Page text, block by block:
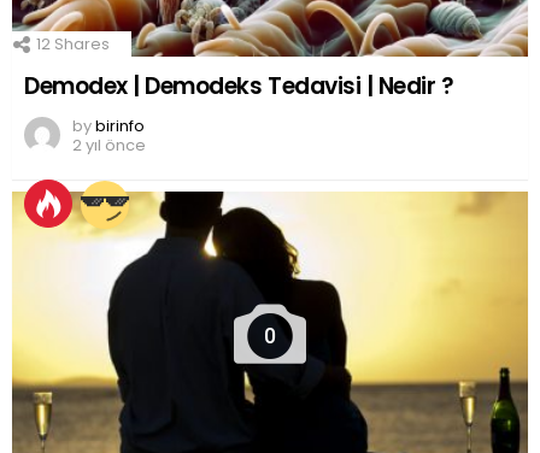
12 Shares
Demodex | Demodeks Tedavisi | Nedir ?
bybirinfo
2 yıl önce
0